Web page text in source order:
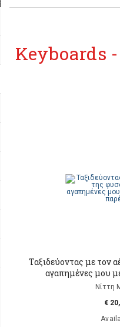
Keyboards
Ταξιδεύοντας με τον
αγαπημένες μου
Νίττη
€